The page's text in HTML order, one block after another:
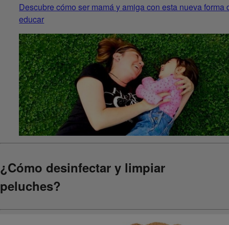
Descubre cómo ser mamá y amiga con esta nueva forma
educar
¿Cómo desinfectar y limpiar
peluches?